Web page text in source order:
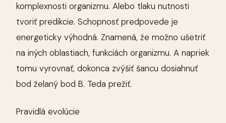
komplexnosti organizmu. Alebo tlaku nutnosti
tvoriť predikcie. Schopnosť predpovede je
energeticky výhodná. Znamená, že možno ušetriť
na iných oblastiach, funkciách organizmu. A napriek
tomu vyrovnať, dokonca zvýšiť šancu dosiahnuť
bod želaný bod B. Teda prežiť.
Pravidlá evolúcie